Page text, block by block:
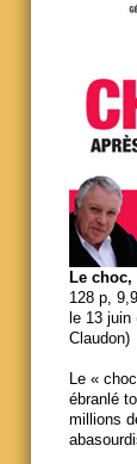
Le choc,
128 p,
le 13
Claudon)
Le «
ébranlé
millions